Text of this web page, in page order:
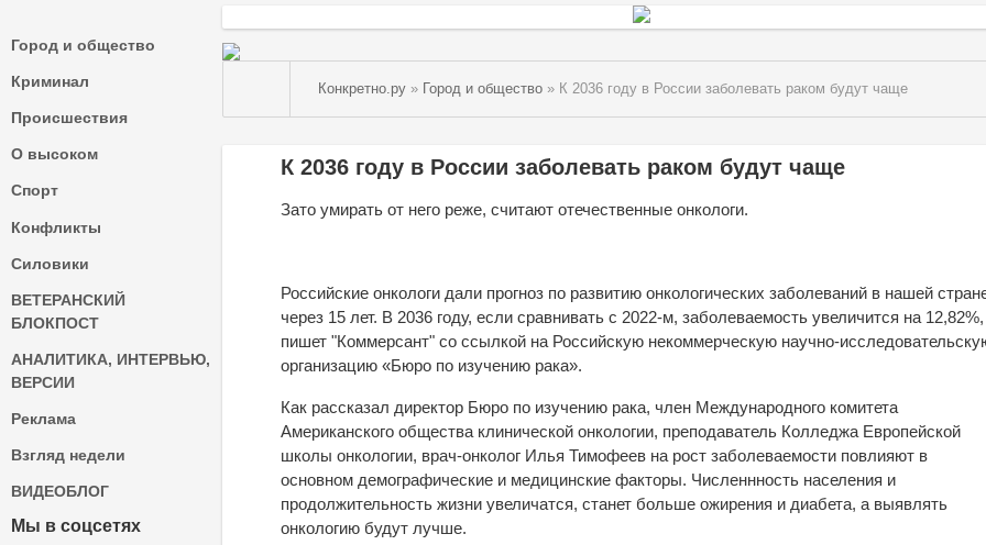
Город и общество
Криминал
Происшествия
О высоком
Спорт
Конфликты
Силовики
ВЕТЕРАНСКИЙ
БЛОКПОСТ
АНАЛИТИКА, ИНТЕРВЬЮ,
ВЕРСИИ
Реклама
Взгляд недели
ВИДЕОБЛОГ
Мы в соцсетях
Конкретно.ру» Город и общество» К 2036 году в России заболевать раком будут чаще
К 2036 году в России заболевать раком будут чаще
Зато умирать от него реже, считают отечественные онкологи.
Российские онкологи дали прогноз по развитию онкологических заболеваний в нашей
через 15 лет. В 2036 году, если сравнивать с 2022-м, заболеваемость увеличится на 12,82%,
пишет "Коммерсант" со ссылкой на Российскую некоммерческую научно-
организацию «Бюро по изучению рака».
Как рассказал директор Бюро по изучению рака, член Международного комитета
Американского общества клинической онкологии, преподаватель Колледжа Европейской
школы онкологии, врач-онколог Илья Тимофеев на рост заболеваемости повлияют в
основном демографические и медицинские факторы. Численнность населения и
продолжительность жизни увеличатся, станет больше ожирения и диабета, а выявлять
онкологию будут лучше.